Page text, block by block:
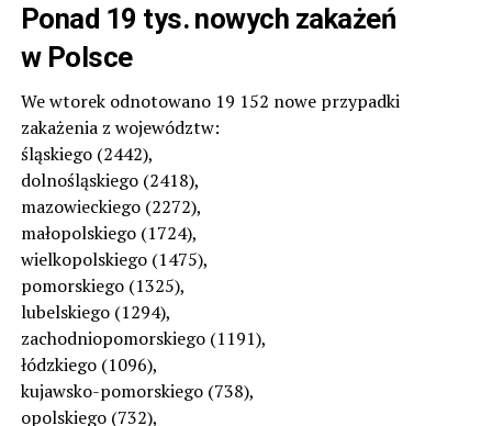
Ponad 19 tys. nowych zakażeń
w Polsce
We wtorek odnotowano 19 152 nowe przypadki
zakażenia z województw:
śląskiego (2442),
dolnośląskiego (2418),
mazowieckiego (2272),
małopolskiego (1724),
wielkopolskiego (1475),
pomorskiego (1325),
lubelskiego (1294),
zachodniopomorskiego (1191),
łódzkiego (1096),
kujawsko-pomorskiego (738),
opolskiego (732),